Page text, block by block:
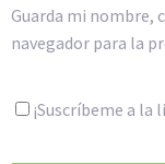
Guarda mi nombre,
navegador para la
¡Suscríbeme a la